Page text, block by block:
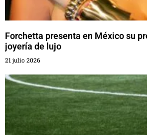
Forchetta presenta en México su
joyería de lujo
21 julio 2026